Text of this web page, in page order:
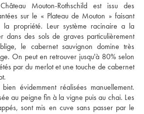
Mouton-Rothschild est issu des
sur le « Plateau de Mouton » faisant
propriété. Leur système racinaire a la
dans des sols de graves particulièrement
le cabernet sauvignon domine très
On peut en retrouver jusqu'à 80% selon
par du merlot et une touche de cabernet
évidemment réalisées manuellement.
au peigne fin à la vigne puis au chai. Les
sont mis en cuve sans passer par le